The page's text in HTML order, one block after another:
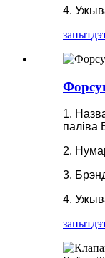
4.
запыт
1.
паліва
2.
3.
4.
запыт